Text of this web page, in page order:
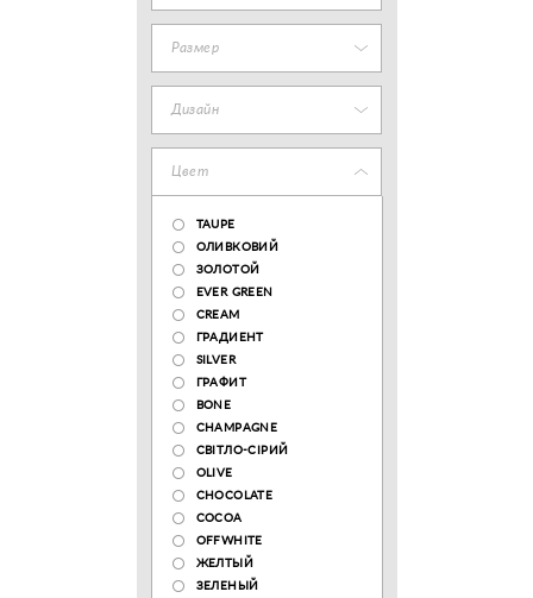
Размер
Дизайн
Цвет
TAUPE
ОЛИВКОВИЙ
ЗОЛОТОЙ
EVER GREEN
CREAM
ГРАДИЕНТ
SILVER
ГРАФИТ
BONE
CHAMPAGNE
СВІТЛО-СІРИЙ
OLIVE
CHOCOLATE
COCOA
OFFWHITE
ЖЕЛТЫЙ
ЗЕЛЕНЫЙ